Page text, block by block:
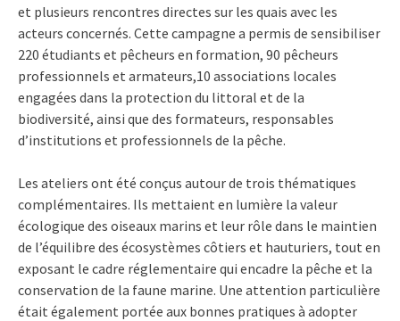
et plusieurs rencontres directes sur les quais avec les
acteurs concernés. Cette campagne a permis de sensibiliser
220 étudiants et pêcheurs en formation, 90 pêcheurs
professionnels et armateurs,10 associations locales
engagées dans la protection du littoral et de la
biodiversité, ainsi que des formateurs, responsables
d’institutions et professionnels de la pêche.
Les ateliers ont été conçus autour de trois thématiques
complémentaires. Ils mettaient en lumière la valeur
écologique des oiseaux marins et leur rôle dans le maintien
de l’équilibre des écosystèmes côtiers et hauturiers, tout en
exposant le cadre réglementaire qui encadre la pêche et la
conservation de la faune marine. Une attention particulière
était également portée aux bonnes pratiques à adopter